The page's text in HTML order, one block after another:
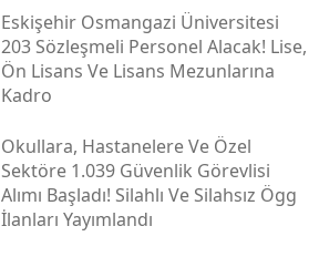
Eskişehir Osmangazi Üniversitesi
203 Sözleşmeli Personel Alacak! Lise,
Ön Lisans Ve Lisans Mezunlarına
Kadro
Okullara, Hastanelere Ve Özel
Sektöre 1.039 Güvenlik Görevlisi
Alımı Başladı! Silahlı Ve Silahsız Ögg
İlanları Yayımlandı